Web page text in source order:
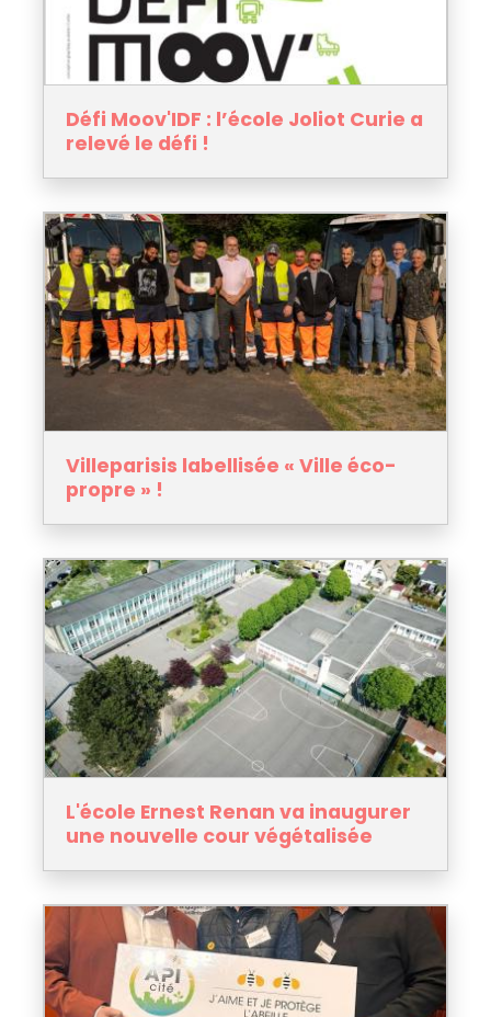
Défi Moov'IDF : l’école Joliot Curie a
relevé le défi !
Villeparisis labellisée « Ville éco-
propre » !
L'école Ernest Renan va inaugurer
une nouvelle cour végétalisée